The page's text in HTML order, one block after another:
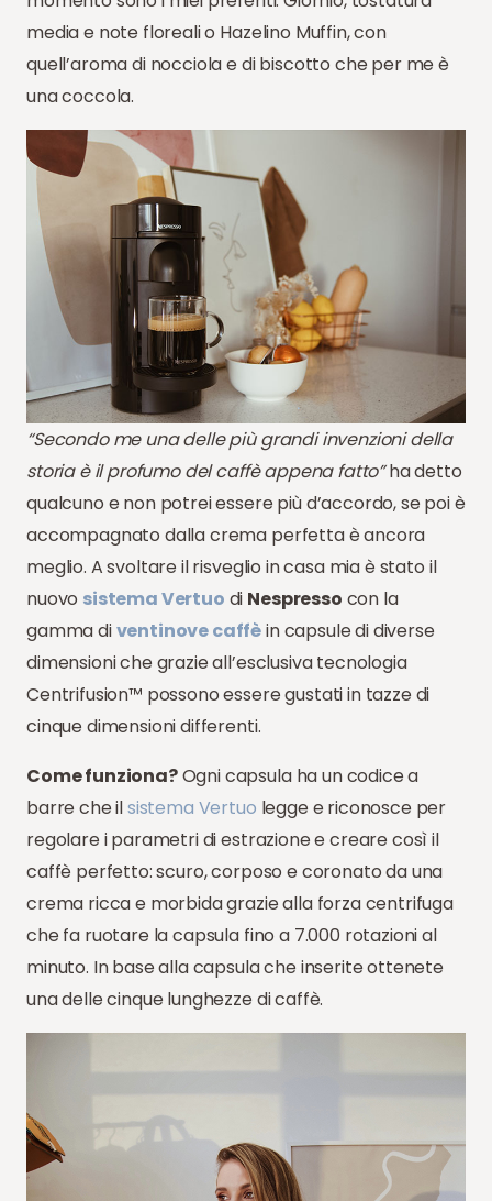
media e note floreali o Hazelino Muffin, con
quell’aroma di nocciola e di biscotto che per me è
una coccola.
“Secondo me una delle più grandi invenzioni della
storia è il profumo del caffè appena fatto”ha detto
qualcuno e non potrei essere più d’accordo, se poi è
accompagnato dalla crema perfetta è ancora
meglio. A svoltare il risveglio in casa mia è stato il
nuovo sistema Vertuo di Nespresso con la
gamma diventinove caffèin capsule di diverse
dimensioni che grazie all’esclusiva tecnologia
Centrifusion™ possono essere gustati in tazze di
cinque dimensioni differenti.
Come funziona?Ogni capsula ha un codice a
barre che ilsistema Vertuo legge e riconosce per
regolare i parametri di estrazione e creare così il
caffè perfetto: scuro, corposo e coronato da una
crema ricca e morbida grazie alla forza centrifuga
che fa ruotare la capsula fino a 7.000 rotazioni al
minuto. In base alla capsula che inserite ottenete
una delle cinque lunghezze di caffè.